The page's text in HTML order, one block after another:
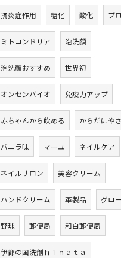
抗炎症作用 糖化 酸化 プ
ミトコンドリア 泡洗顔
泡洗顔おすすめ 世界初
オンセンバイオ 免疫力アップ
赤ちゃんから飲める からだにや
バニラ味 マーユ ネイルケア
ネイルサロン 美容クリーム
ハンドクリーム 革製品 グロ
野球 郵便局 和白郵便局
伊都の国洗剤ｈｉｎａｔａ